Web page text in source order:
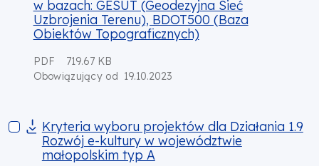
w bazach: GESUT (Geodezyjna Sieć
Uzbrojenia Terenu), BDOT500 (Baza
Obiektów Topograficznych)
PDF
719.67 KB
Obowiązujący od 19.10.2023
Kryteria wyboru projektów dla Działania 1.9 Rozwój e-
Kryteria wyboru projektów dla Działania 1.9
Rozwój e-kultury w województwie
małopolskim typ A